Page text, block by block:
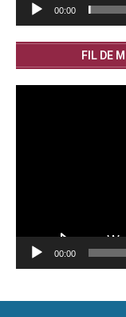
00:00
FIL DE
00:00